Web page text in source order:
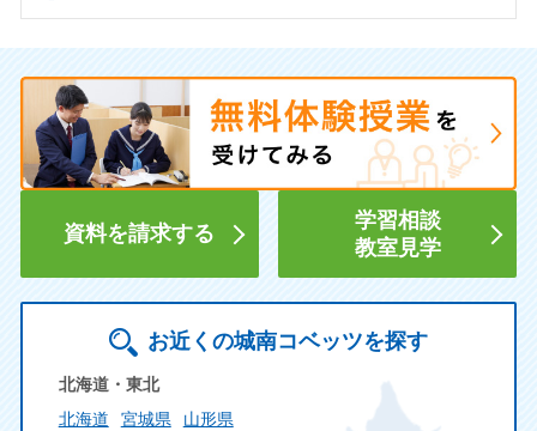
資料を請求する
学習相談
教室見学
お近くの城南コベッツを探す
北海道・東北
北海道
宮城県
山形県